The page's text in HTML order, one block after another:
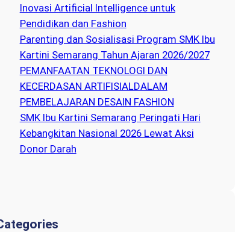
Inovasi Artificial Intelligence untuk
Pendidikan dan Fashion
Parenting dan Sosialisasi Program SMK Ibu
Kartini Semarang Tahun Ajaran 2026/2027
PEMANFAATAN TEKNOLOGI DAN
KECERDASAN ARTIFISIALDALAM
PEMBELAJARAN DESAIN FASHION
SMK Ibu Kartini Semarang Peringati Hari
Kebangkitan Nasional 2026 Lewat Aksi
Donor Darah